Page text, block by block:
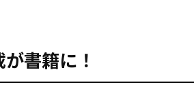
書籍に！